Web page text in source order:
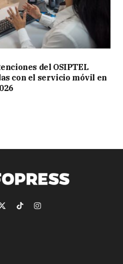
del OSIPTEL
con el servicio móvil en
X
TikTokInstagram